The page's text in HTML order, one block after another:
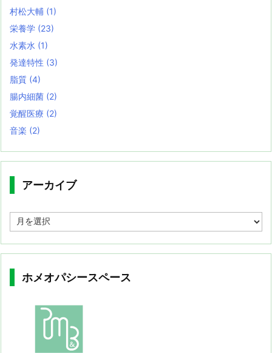
村松大輔 (1)
栄養学 (23)
水素水 (1)
発達特性 (3)
脂質 (4)
腸内細菌 (2)
覚醒医療 (2)
音楽 (2)
アーカイブ
ー
カ
イ
ブ
ホメオパシースペース